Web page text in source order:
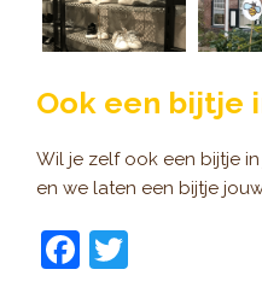
Ook een bijtje
Wil je zelf ook een bijtje in
en we laten een bijtje
F